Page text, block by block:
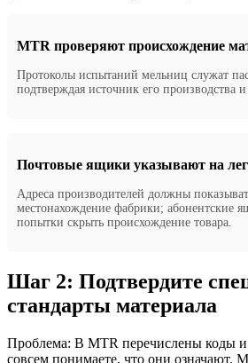
MTR проверяют происхождение
Протоколы испытаний мельниц служат
подтверждая источник его производства и
Почтовые ящики указывают на
Адреса производителей должны
местонахождение фабрики; абонентские
попытки скрыть происхождение товара.
Шаг 2: Подтвердите
стандарты материала
Проблема: В MTR перечислены коды
совсем понимаете, что они означают.